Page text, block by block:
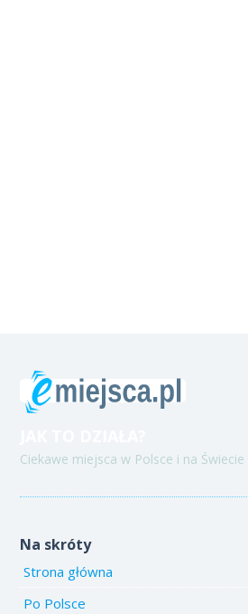
Ciekawe miejsca w Polsce i na Świecie
Na skróty
Strona główna
Po Polsce